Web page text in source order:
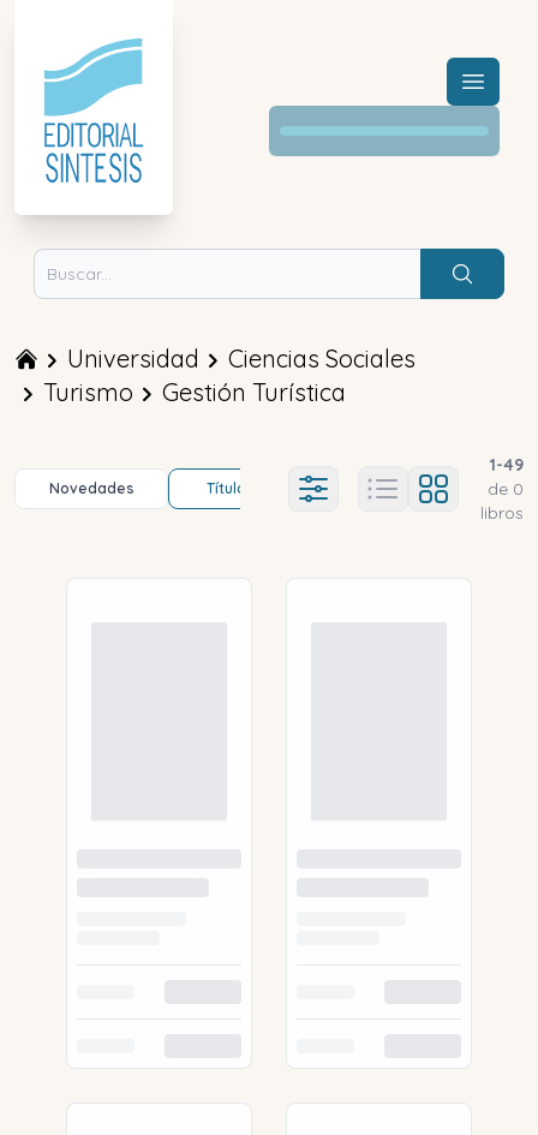
Menú
Buscar
Universidad
Ciencias Sociales
Turismo
Gestión Turística
Novedades Título (a-z) Título (z-a)
Ajustes abierto
1-49
de 0
libros